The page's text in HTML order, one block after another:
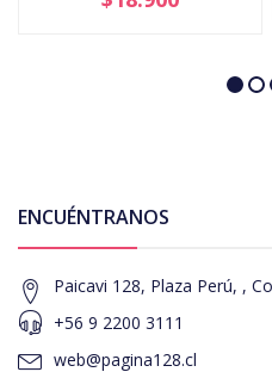
ENCUÉNTRANOS
Paicavi 128, Plaza Perú, ,
+56 9 2200 3111
web@pagina128.cl